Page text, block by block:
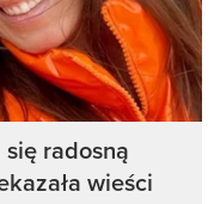
radosną
wieści